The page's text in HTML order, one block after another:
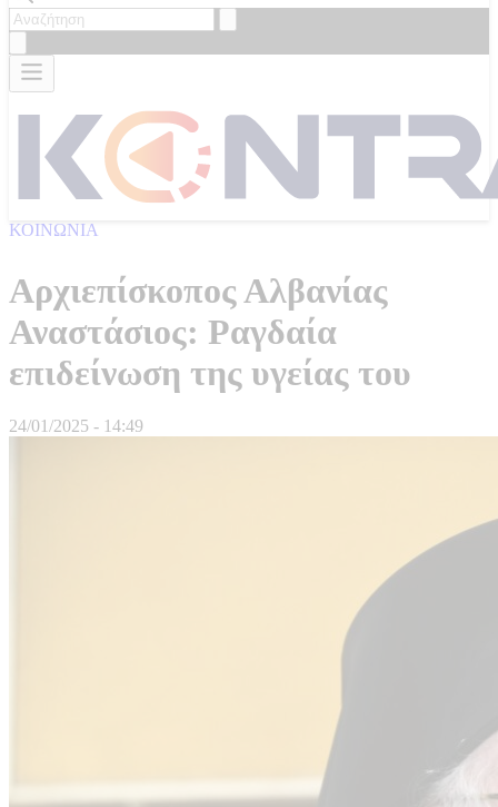
ΚΟΙΝΩΝΙΑ
Αρχιεπίσκοπος Αλβανίας
Αναστάσιος: Ραγδαία
επιδείνωση της υγείας του
24/01/2025 - 14:49